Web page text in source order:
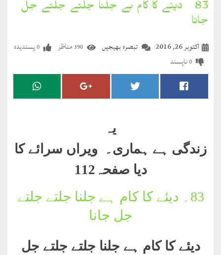
کلام
مضطرؔ
دستِ
دعا
کلام
83۔ دیئے کا کام ہے جلنا جلتے جلتے جل
جانا
تبصرہ بھیجیں اکتوبر 26, 2016 390 مناظر 0پسندیدہ
0ناپسند
یہ
زندگی ہے ہماری۔ ویراں سرائے کا
دیا صفحہ112
83۔
دیئے کا کام ہے جلنا جلتے جلتے
جل جانا
دیئے کا کام ہے جلنا جلتے جلتے جل